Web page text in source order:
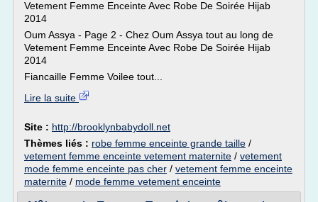
Vetement Femme Enceinte Avec Robe De Soirée Hijab
2014
Oum Assya - Page 2 - Chez Oum Assya tout au long de
Vetement Femme Enceinte Avec Robe De Soirée Hijab
2014
Fiancaille Femme Voilee tout...
Lire la suite
Site : http://brooklynbabydoll.net
Thèmes liés : robe femme enceinte grande taille /
vetement femme enceinte vetement maternite / vetement
mode femme enceinte pas cher / vetement femme enceinte
maternite / mode femme vetement enceinte